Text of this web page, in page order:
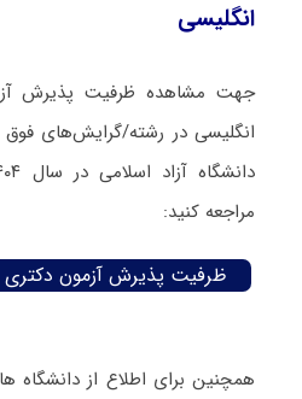
انگلیسی
جهت مشاهده ظرفیت پذیرش
انگلیسی در رشته/گرایش‌های فوق
مراجعه کنید:
ظرفیت پذیرش آزمون دکتری
همچنین برای اطلاع از دانشگاه